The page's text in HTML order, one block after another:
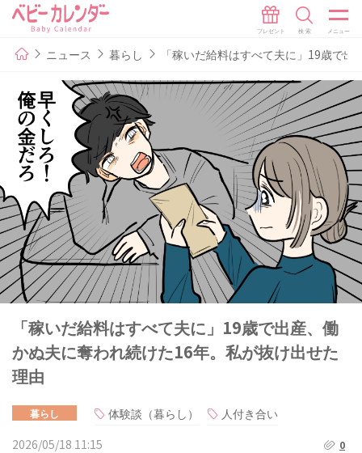
ニュース 暮らし 「稼いだ給料はすべて夫に」19歳で
「稼いだ給料はすべて夫に」19歳で出産、働
かぬ夫に奪われ続けた16年。私が抜け出せた
理由
暮らし 体験談（暮らし）
人付き合い
2026/05/18 11:15
0